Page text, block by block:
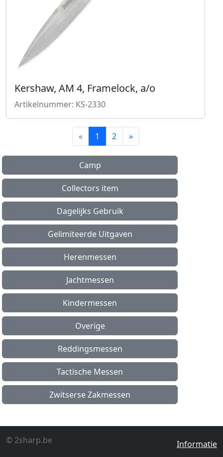
Kershaw, AM 4, Framelock, a/o
Artikelnummer: KS-2330
« 1 2 »
Camp
Collectors item
Dagelijks Gebruik
Gelimiteerde Uitgaven
Herenmessen
Jachtmessen
Kindermessen
Overige
Reddingsmessen
Tactische Messen
Zwitserse Zakmessen
© 2sharp.be Informatie